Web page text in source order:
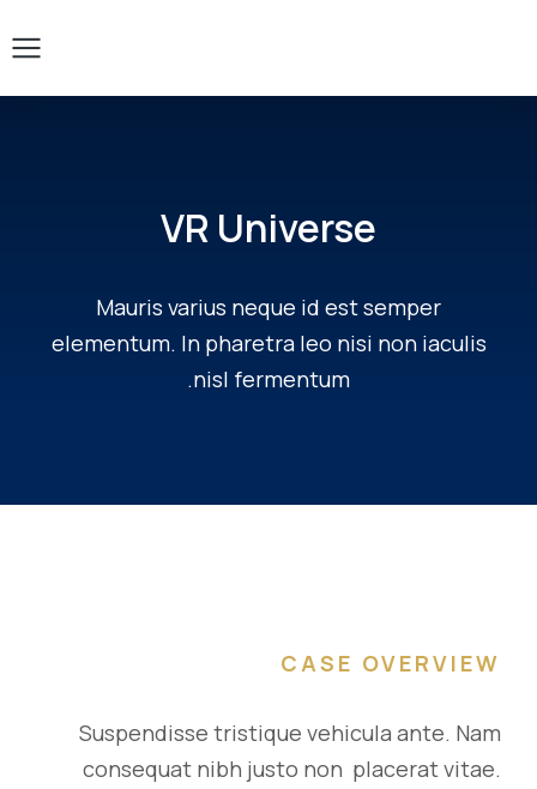
VR Universe
Mauris varius neque id est semper
elementum. In pharetra leo nisi non iaculis
nisl fermentum.
CASE OVERVIEW
Suspendisse tristique vehicula ante. Nam
consequat nibh justo non placerat vitae.